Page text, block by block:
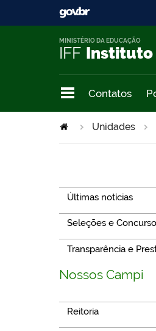
IFF Instituto
MINISTÉRIO DA EDUCAÇÃO
Contatos
Unidades
Últimas notícias
Seleções e
Transparência e
Nossos Campi
Reitoria